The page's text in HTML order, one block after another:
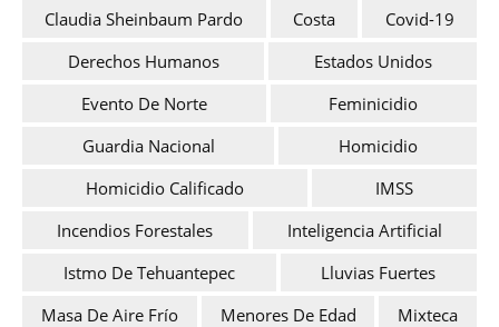
Claudia Sheinbaum Pardo
Costa
Covid-19
Derechos Humanos
Estados Unidos
Evento De Norte
Feminicidio
Guardia Nacional
Homicidio
Homicidio Calificado
IMSS
Incendios Forestales
Inteligencia Artificial
Istmo De Tehuantepec
Lluvias Fuertes
Masa De Aire Frío
Menores De Edad
Mixteca